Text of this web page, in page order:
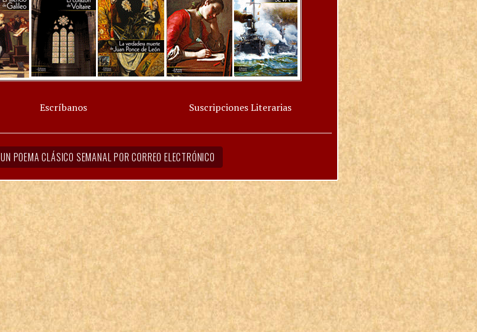
Escríbanos Suscripciones Literarias
POEMA CLÁSICO SEMANAL POR CORREO ELECTRÓNICO